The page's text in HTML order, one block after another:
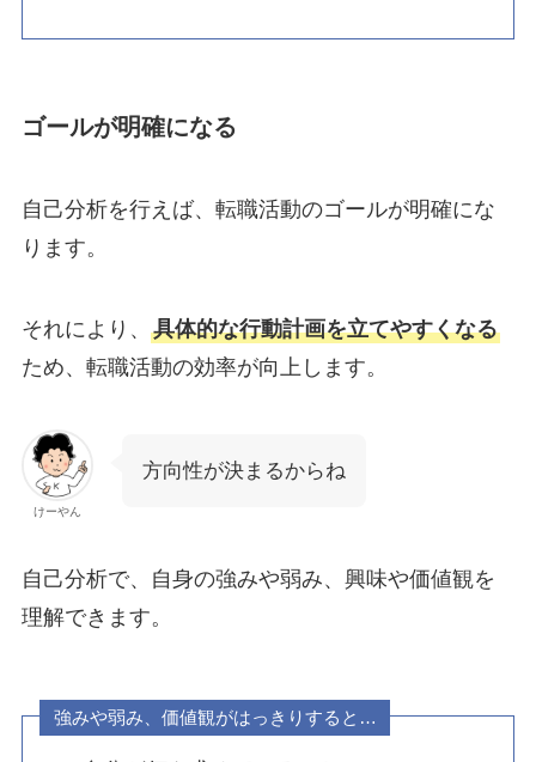
ゴールが明確になる
自己分析を行えば、転職活動のゴールが明確にな
ります。
それにより、 具体的な行動計画を立てやすくなる
ため、転職活動の効率が向上します。
けーやん
方向性が決まるからね
自己分析で、自身の強みや弱み、興味や価値観を
理解できます。
強みや弱み、価値観がはっきりすると…